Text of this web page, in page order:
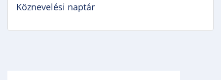
Köznevelési naptár